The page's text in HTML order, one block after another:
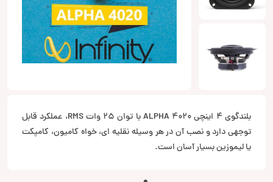
بلندگوی 4 اینچی ALPHA 4020 با توان 25 وات RMS، عملکرد قابل
توجهی دارد و نصب آن در هر وسیله نقلیه ای، خواه کامیون، کامپکت
یا لیموزین بسیار آسان است.